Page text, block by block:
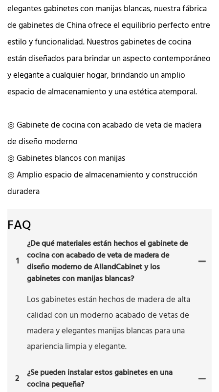
elegantes gabinetes con manijas blancas, nuestra fábrica
de gabinetes de China ofrece el equilibrio perfecto entre
estilo y funcionalidad. Nuestros gabinetes de cocina
están diseñados para brindar un aspecto contemporáneo
y elegante a cualquier hogar, brindando un amplio
espacio de almacenamiento y una estética atemporal.
◎ Gabinete de cocina con acabado de veta de madera
de diseño moderno
◎ Gabinetes blancos con manijas
◎ Amplio espacio de almacenamiento y construcción
duradera
FAQ
1
¿De qué materiales están hechos el gabinete de
cocina con acabado de veta de madera de
diseño moderno de AllandCabinet y los
gabinetes con manijas blancas?
Los gabinetes están hechos de madera de alta
calidad con un moderno acabado de vetas de
madera y elegantes manijas blancas para una
apariencia limpia y elegante.
2
¿Se pueden instalar estos gabinetes en una
cocina pequeña?